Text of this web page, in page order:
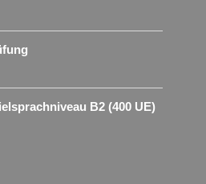
B2 (400 UE)